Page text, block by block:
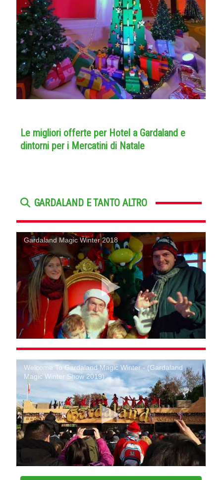
Le migliori offerte per Hotel a Gardaland e
dintorni per i Mercatini di Natale
GARDALAND E TANTO ALTRO
Gardaland Magic Winter 2018
Welcome To Gardaland Magic Winter - (Gardaland
Magic Winter Show 2019)